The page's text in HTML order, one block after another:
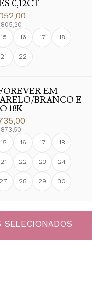
0,12CT
15 16 17 18
21 22
EM
BRANCO E
18K
15 16 17 18
21 22 23 24
27 28 29 30
SELECIONADOS